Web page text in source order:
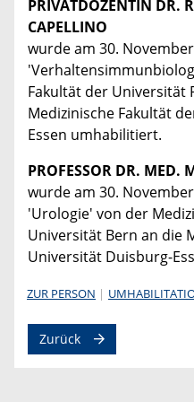
PRIVATDOZENTIN DR.
CAPELLINO
wurde am 30.
Fakultät der Universität
Medizinische Fakultät
Essen umhabilitiert.
PROFESSOR DR. MED.
wurde am 30.
'Urologie' von der
Universität Bern an die
Universität Duisburg-
ZUR PERSON
Zurück